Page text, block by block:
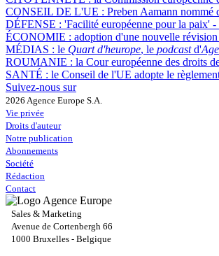
CONSEIL DE L'UE : Preben Aamann nommé
DÉFENSE : 'Facilité européenne pour la paix'
ÉCONOMIE : adoption d'une nouvelle
MÉDIAS : le Quart d'heurope, le podcastd'
ROUMANIE : la Cour européenne des droits
SANTÉ : le Conseil de l'UE adopte le
Suivez-nous sur
2026 Agence Europe S.A.
Vie privée
Droits d'auteur
Notre publication
Abonnements
Société
Rédaction
Contact
Sales & Marketing
Avenue de Cortenbergh 66
1000 Bruxelles - Belgique